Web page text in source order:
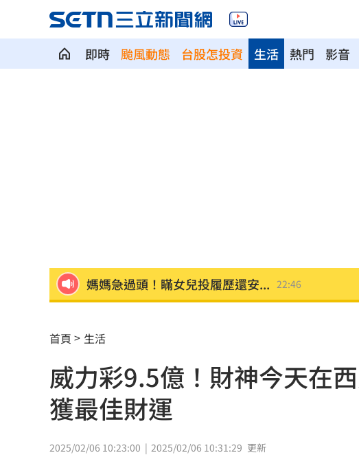
即時 颱風動態 台股怎投資 熱門 影音
生活
媽媽急過頭！瞞女兒投履歷還安... 22:46
她超商買熱狗拿3包醬！竟遭店長嗆「1句」
狂打雙殺超嘔 陳傑憲換策略一揮變2分砲 22:39
洋妞穿透視裝逛越南古蹟！導覽員不忍了
毒駕無照還肇逃！南港瑪莎拉蒂男到案認了
首頁 生活
威力彩9.5億！財神今天在
獲最佳財運
2025/02/06 10:23:00 2025/02/06 10:31:29 更新